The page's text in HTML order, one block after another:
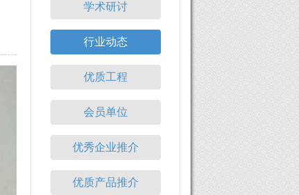
学术研讨
行业动态
优质工程
会员单位
优秀企业推介
优质产品推介